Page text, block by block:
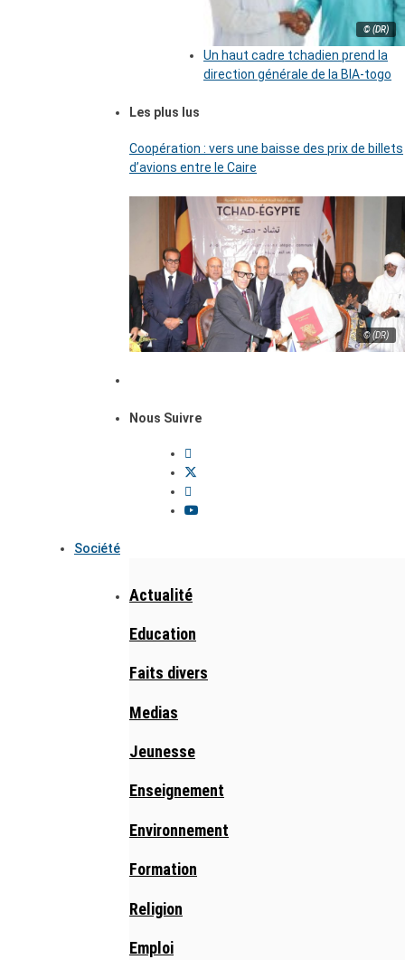
© (DR)
Un haut cadre tchadien prend la
direction générale de la BIA-togo
Les plus lus
Coopération : vers une baisse des prix de billets
d’avions entre le Caire
© (DR)
Nous Suivre
Société
Actualité
Education
Faits divers
Medias
Jeunesse
Enseignement
Environnement
Formation
Religion
Emploi